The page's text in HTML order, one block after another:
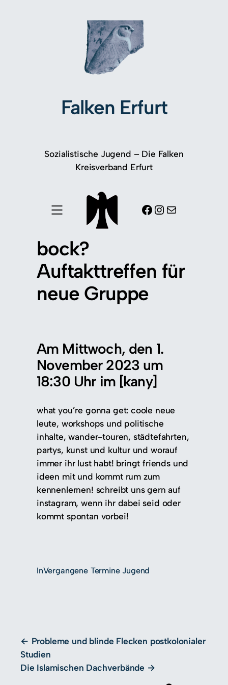
Falken Erfurt
Sozialistische Jugend – Die Falken
Kreisverband Erfurt
Facebook Instagram E-Mail
bock?
Auftakttreffen für
neue Gruppe
Am Mittwoch, den 1.
November 2023 um
18:30 Uhr im [kany]
what you’re gonna get: coole neue
leute, workshops und politische
inhalte, wander-touren, städtefahrten,
partys, kunst und kultur und worauf
immer ihr lust habt! bringt friends und
ideen mit und kommt rum zum
kennenlernen! schreibt uns gern auf
instagram, wenn ihr dabei seid oder
kommt spontan vorbei!
InVergangene Termine Jugend
Probleme und blinde Flecken postkolonialer
Studien
Die Islamischen Dachverbände